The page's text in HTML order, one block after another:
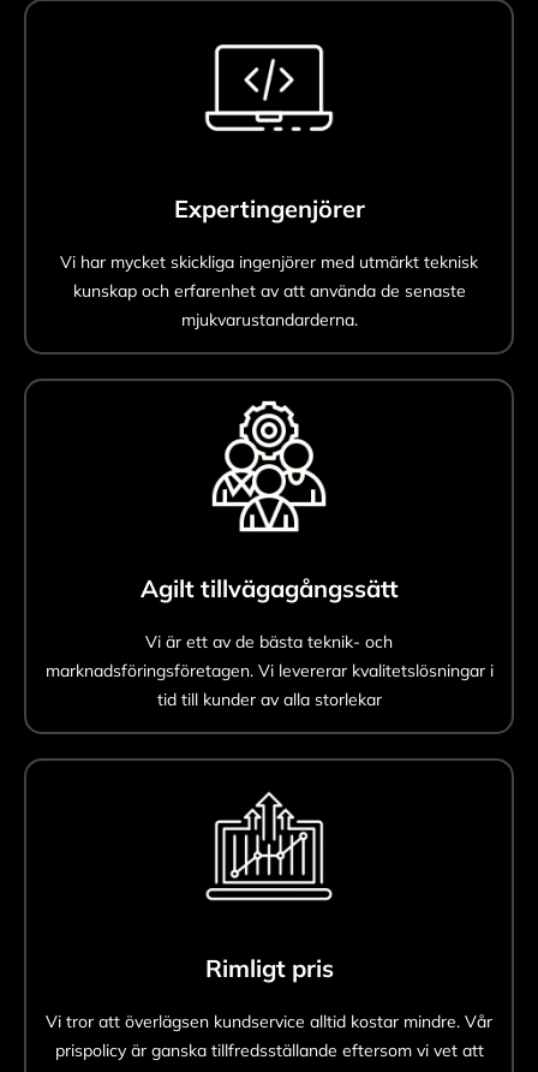
Expertingenjörer
Vi har mycket skickliga ingenjörer med utmärkt teknisk
kunskap och erfarenhet av att använda de senaste
mjukvarustandarderna.
Agilt tillvägagångssätt
Vi är ett av de bästa teknik- och
marknadsföringsföretagen. Vi levererar kvalitetslösningar i
tid till kunder av alla storlekar
Rimligt pris
Vi tror att överlägsen kundservice alltid kostar mindre. Vår
prispolicy är ganska tillfredsställande eftersom vi vet att